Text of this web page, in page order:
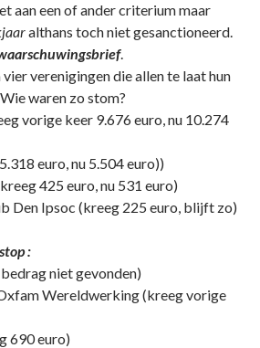
aan een of ander criterium maar
althans toch niet gesanctioneerd.
.
verenigingen die allen te laat hun
waren zo stom?
vorige keer 9.676 euro, nu 10.274
euro, nu 5.504 euro))
425 euro, nu 531 euro)
Den Ipsoc (kreeg 225 euro, blijft zo)
:
niet gevonden)
Wereldwerking (kreeg vorige
690 euro)